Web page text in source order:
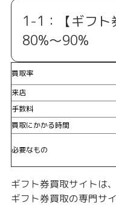
1-1：【ギフト
80%〜90%
買取率
来店
手数料
買取にかかる時間
必要なもの
ギフト券買取サイトは
ギフト券買取の専門サイ